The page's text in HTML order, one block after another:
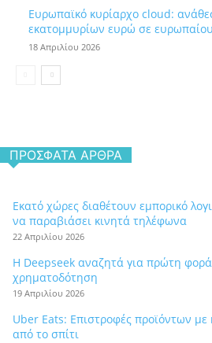
Ευρωπαϊκό κυρίαρχο cloud:
εκατομμυρίων ευρώ σε
18 Απριλίου 2026
ΠΡΌΣΦΑΤΑ ΆΡΘΡΑ
Εκατό χώρες διαθέτουν εμπορικό
να παραβιάσει κινητά τηλέφωνα
22 Απριλίου 2026
Η Deepseek αναζητά για πρώτη φορά
χρηματοδότηση
19 Απριλίου 2026
Uber Eats: Επιστροφές προϊόντων με
από το σπίτι